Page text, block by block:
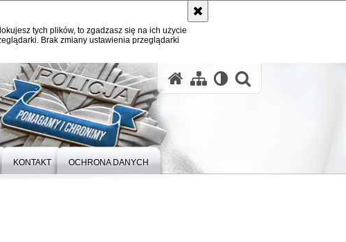
tych plików, to zgadzasz się na ich użycie
Brak zmiany ustawienia przeglądarki
KONTAKT OCHRONA DANYCH